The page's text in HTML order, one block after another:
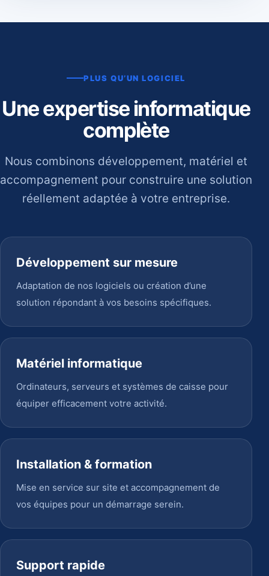
PLUS QU’UN LOGICIEL
Une expertise informatique
complète
Nous combinons développement, matériel et
accompagnement pour construire une solution
réellement adaptée à votre entreprise.
Développement sur mesure
Adaptation de nos logiciels ou création d’une
solution répondant à vos besoins spécifiques.
Matériel informatique
Ordinateurs, serveurs et systèmes de caisse pour
équiper efficacement votre activité.
Installation & formation
Mise en service sur site et accompagnement de
vos équipes pour un démarrage serein.
Support rapide